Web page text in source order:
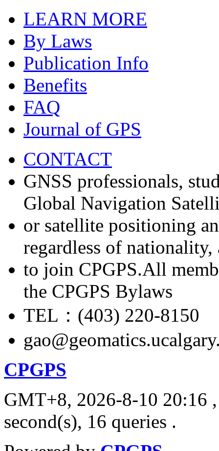
LEARN MORE
By Laws
Publication Info
Benefits
FAQ
Journal of GPS
CONTACT
GNSS professionals,
Global Navigation
or satellite positioning
regardless of nationality,
to join CPGPS.All
the CPGPS Bylaws
TEL：(403) 220-8150
CPGPS
GMT+8, 2026-8-10 20:16
second(s), 16 queries .